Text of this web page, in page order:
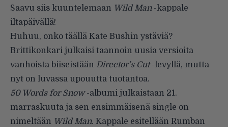
Saavu siis kuuntelemaan Wild Man-kappale
iltapäivällä!
Huhuu, onko täällä Kate Bushin ystäviä?
Brittikonkari julkaisi taannoin uusia versioita
vanhoista biiseistään Director’s Cut-levyllä, mutta
nyt on luvassa upouutta tuotantoa.
50 Words for Snow-albumi julkaistaan 21.
marraskuuta ja sen ensimmäisenä single on
nimeltään Wild Man. Kappale esitellään Rumban